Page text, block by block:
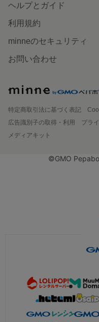
ヘルプとガイド
利用規約
minneのセキュリティ
お問い合わせ
特定商取引法に基づく表記
広告識別子の取得・利用
プラ
メディアキット
©GMO